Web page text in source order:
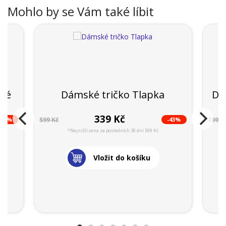
Mohlo by se Vám také líbit
Dámské tričko Tlapka
599 Kč 339 Kč -43%
*Nejnižší cena za posledních 30 dní 599 Kč
Vložit do košíku
799